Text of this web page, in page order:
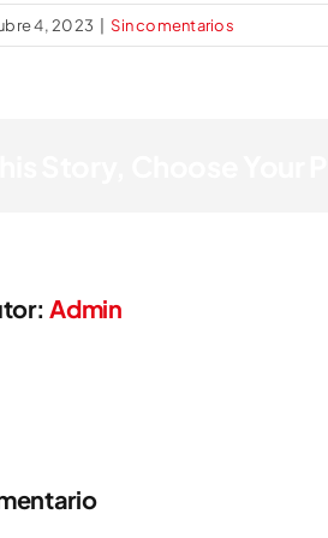
4, 2023 Sin comentarios
Admin